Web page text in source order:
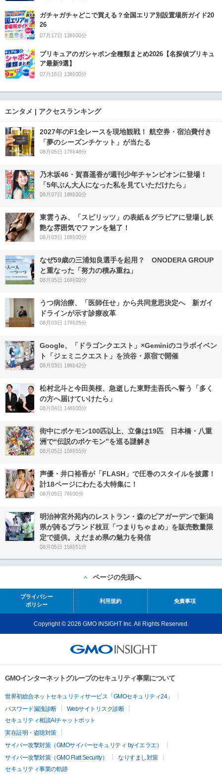
ガチャガチャどこで買える？全国エリア別設置場所ガイド20
26
07月17日 13時00分
プリキュアのガシャポン全種類まとめ2026【名探偵プリキュ
ア最新9選】
07月16日 13時00分
エンタメ | アクセスランキング
2027年のF1全レースを現地観戦！ 航空券・宿泊費付き
「夢のシーズンチケット」が当たる
08月05日 17時48分
乃木坂46・賀喜遥香が週刊少年チャンピオンに登場！
「5年ぶん大人になった私を見ていただけたら」
08月07日 18時00分
東雲うみ、「スピリッツ」の表紙＆グラビアに登場し妖
艶な雰囲気でファンを魅了！
08月03日 18時00分
なぜ59歳の三浦知良選手を起用？ ONODERA GROUP
と重なった「努力の積み重ね」
08月05日 16時00分
うつ病治療、「医師任せ」から共同意思決定へ 新ガイ
ドラインが示す診療改革
08月03日 17時25分
Google、「ドラゴンクエスト」×Geminiのコラボイベン
ト「ジェミニクエスト」を渋谷・原宿で開催
08月03日 18時42分
松村北斗と今田美桜、急逝した東野圭吾氏へ誓う「多く
の方へ届けていけたら」
08月04日 14時00分
街中にポケモン100匹以上、立像は19匹 日本橋・八重
洲で“伝説のポケモン”を巡る謎解き
08月05日 15時55分
声優・井口裕香が「FLASH」で圧巻のスタイルを披露！
計18ページにわたる大特集に！
08月05日 7時00分
明治神宮外苑内のレストラン・森のビアガーデンで新潟
県が誇るブランド枝豆「つまりちゃまめ」を販売数量限
定で提供。えだまめ県の魅力を発信
08月05日 15時51分
ページの先頭へ
プライバシー
ポリシー
利用規約 免責事項
Copyright © 2026 GMO INSIGHT Inc. All Rights Reserved.
GMOインターネットグループのセキュリティ事業について
世界初総合ネットセキュリティサービス「GMOセキュリティ24」
パスワード漏洩診断
Webサイトリスク診断
セキュリティ相談AIチャットボット
実在証明・盗聴対策
サイバー攻撃対策（GMOサイバーセキュリティ byイエラエ）
サイバー攻撃対策（GMO Flatt Security）
なりすまし対策
セキュリティ事業の軌跡